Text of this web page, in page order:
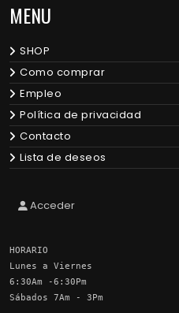
MENU
SHOP
Como comprar
Empleo
Política de privacidad
Contacto
Lista de deseos
Acceder
HORARIO
Lunes a Viernes
6:30Am -6:30Pm
Sábados 7Am - 3Pm